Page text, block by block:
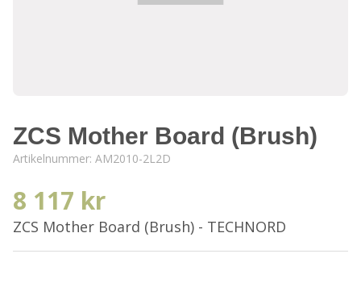
ZCS Mother Board (Brush)
Artikelnummer: AM2010-2L2D
8 117 kr
ZCS Mother Board (Brush) - TECHNORD